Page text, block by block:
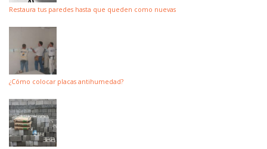
Restaura tus paredes hasta que queden como nuevas
¿Cómo colocar placas antihumedad?